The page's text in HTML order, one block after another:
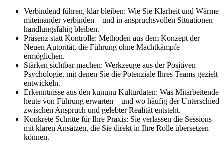
Verbindend führen, klar bleiben: Wie Sie Klarheit und Wärme
miteinander verbinden – und in anspruchsvollen Situationen
handlungsfähig bleiben.
Präsenz statt Kontrolle: Methoden aus dem Konzept der
Neuen Autorität, die Führung ohne Machtkämpfe
ermöglichen.
Stärken sichtbar machen: Werkzeuge aus der Positiven
Psychologie, mit denen Sie die Potenziale Ihres Teams gezielt
entwickeln.
Erkenntnisse aus den kununu Kulturdaten: Was Mitarbeitende
heute von Führung erwarten – und wo häufig der Unterschied
zwischen Anspruch und gelebter Realität entsteht.
Konkrete Schritte für Ihre Praxis: Sie verlassen die Sessions
mit klaren Ansätzen, die Sie direkt in Ihre Rolle übersetzen
können.